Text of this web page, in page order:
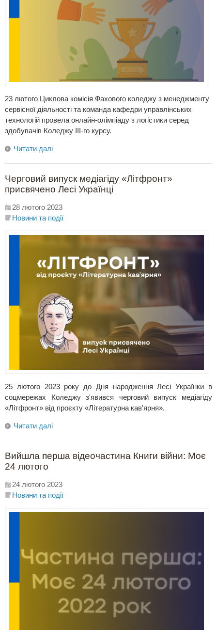
23 лютого Циклова комісія Фахового коледжу з менеджменту
сервісної діяльності та команда кафедри управлінських
технологій провела онлайн-олімпіаду з логістики серед
здобувачів Коледжу ІІІ-го курсу.
Читати далі
Черговий випуск медіагіду «Літфронт»
присвячено Лесі Українці
28 лютого 2023
Новини та події
25 лютого 2023 року до Дня народження Лесі Українки в
соцмережах Коледжу з'явився черговий випуск медіагіду
«Літфронт» від проєкту «Літературна кав'ярня».
Читати далі
Вийшла перша відеочастина Книги війни: Моє
24 лютого
24 лютого 2023
Новини та події